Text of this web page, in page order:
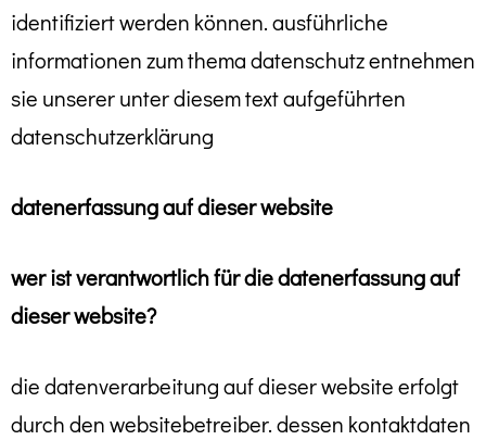
identifiziert werden können. ausführliche
informationen zum thema datenschutz entnehmen
sie unserer unter diesem text aufgeführten
datenschutzerklärung
datenerfassung auf dieser website
wer ist verantwortlich für die datenerfassung auf
dieser website?
die datenverarbeitung auf dieser website erfolgt
durch den websitebetreiber. dessen kontaktdaten